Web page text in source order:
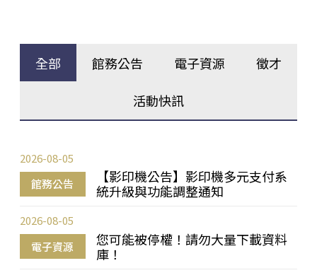
全部 館務公告 電子資源 徵才
活動快訊
館務公告
【影印機公告】影印機多元支付系
統升級與功能調整通知
2026-08-05
電子資源
您可能被停權！請勿大量下載資料
庫！
2026-08-05